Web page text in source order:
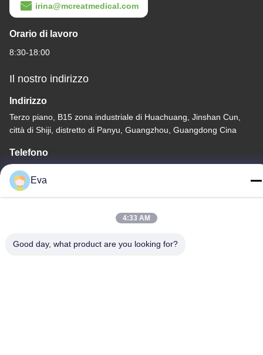
irina@mcreatmedical.com
Orario di lavoro
8:30-18:00
Il nostro indirizzo
Indirizzo
Terzo piano, B15 zona industriale di Huachuang, Jinshan Cun,
città di Shiji, distretto di Panyu, Guangzhou, Guangdong Cina
Telefono
86-020-3156-0583
Eva
4:33 AM
Good day, what product are you looking for?